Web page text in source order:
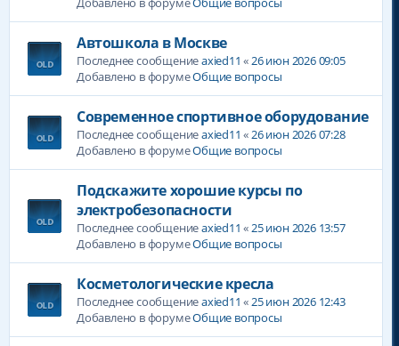
Автошкола в Москве
Последнее сообщениеaxied11 « 26 июн 2026 09:05
Добавлено в форумеОбщие вопросы
Современное спортивное оборудование
Последнее сообщениеaxied11 « 26 июн 2026 07:28
Добавлено в форумеОбщие вопросы
Подскажите хорошие курсы по
электробезопасности
Последнее сообщениеaxied11 « 25 июн 2026 13:57
Добавлено в форумеОбщие вопросы
Косметологические кресла
Последнее сообщениеaxied11 « 25 июн 2026 12:43
Добавлено в форумеОбщие вопросы